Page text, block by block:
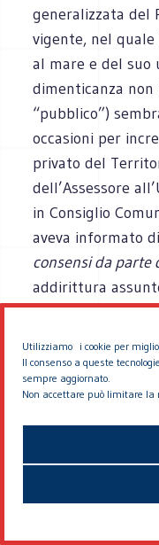
Utilizziamo i cookie per
Il consenso a queste
sempre aggiornato.
Non accettare può limitare la
generalizzata del
vigente, nel quale
al mare e del suo
dimenticanza
“pubblico”)
occasioni per
privato del
dell’Assessore
in Consiglio
aveva informato
consensi da parte
addirittura
altri che saranno
Osservazione:
Regione,
proprio
questa
Sarebbe peraltro
potrebbero